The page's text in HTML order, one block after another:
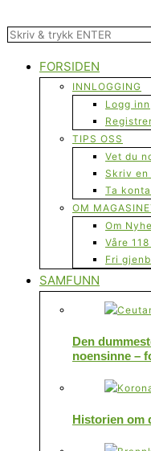
FORSIDEN
INNLOGGING
Logg inn
TIPS OSS
Vet du
Skriv
Ta
OM
Om
Våre
Fri
SAMFUNN
Den
noensinne –
Historien om